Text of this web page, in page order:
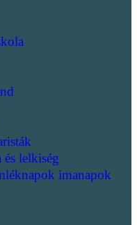
és lelkiség
imanapok